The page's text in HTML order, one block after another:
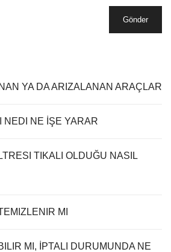
Gönder
YA DA ARIZALANAN ARAÇLAR
NEDI NE İŞE YARAR
TIKALI OLDUĞU NASIL
MI
MI, İPTALI DURUMUNDA NE